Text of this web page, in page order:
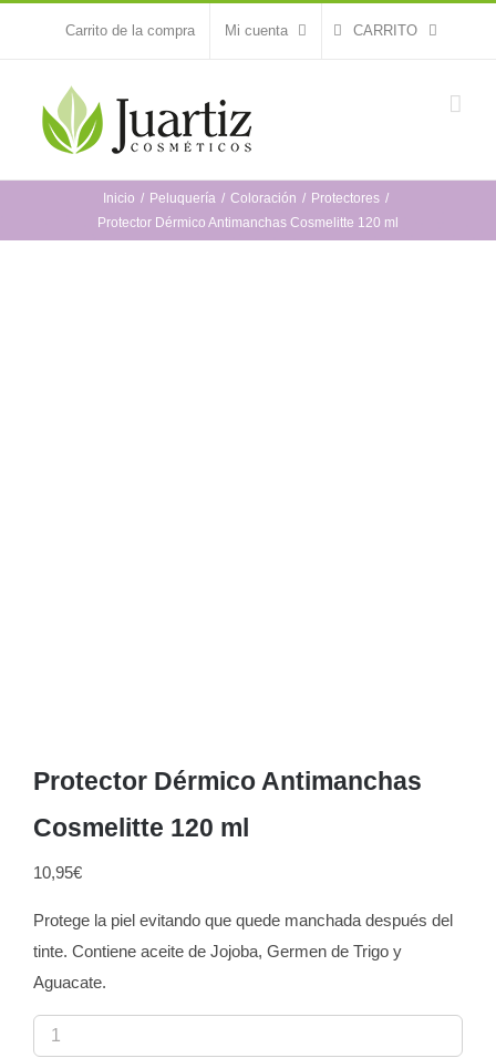
Carrito de la compra Mi cuenta CARRITO
Inicio Peluquería Coloración
Protectores
Protector Dérmico Antimanchas Cosmelitte 120 ml
Protector Dérmico Antimanchas
Cosmelitte 120 ml
10,95€
Protege la piel evitando que quede manchada después del
tinte. Contiene aceite de Jojoba, Germen de Trigo y
Aguacate.
Protector